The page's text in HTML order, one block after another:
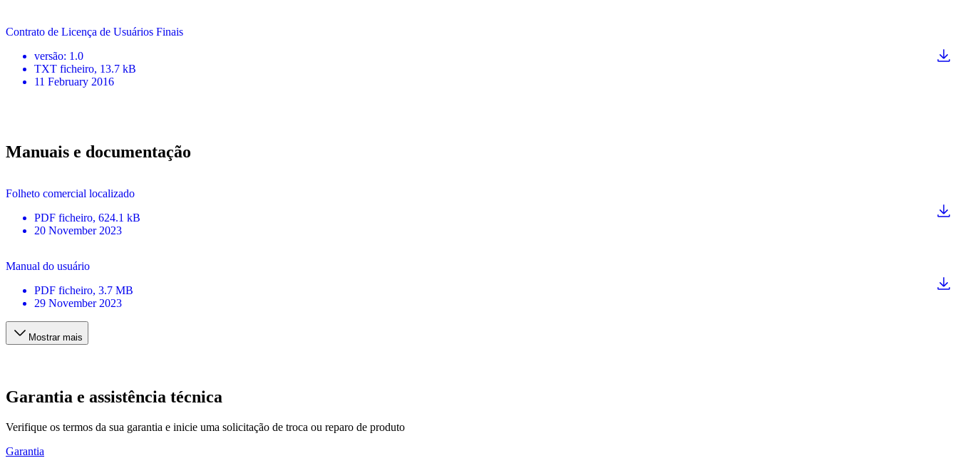
Contrato de Licença de Usuários Finais
versão: 1.0
TXT ficheiro, 13.7 kB
11 February 2016
Manuais e documentação
Folheto comercial localizado
PDF ficheiro, 624.1 kB
20 November 2023
Manual do usuário
PDF ficheiro, 3.7 MB
29 November 2023
Mostrar mais
Garantia e assistência técnica
Verifique os termos da sua garantia e inicie uma solicitação de troca ou reparo de produto
Garantia